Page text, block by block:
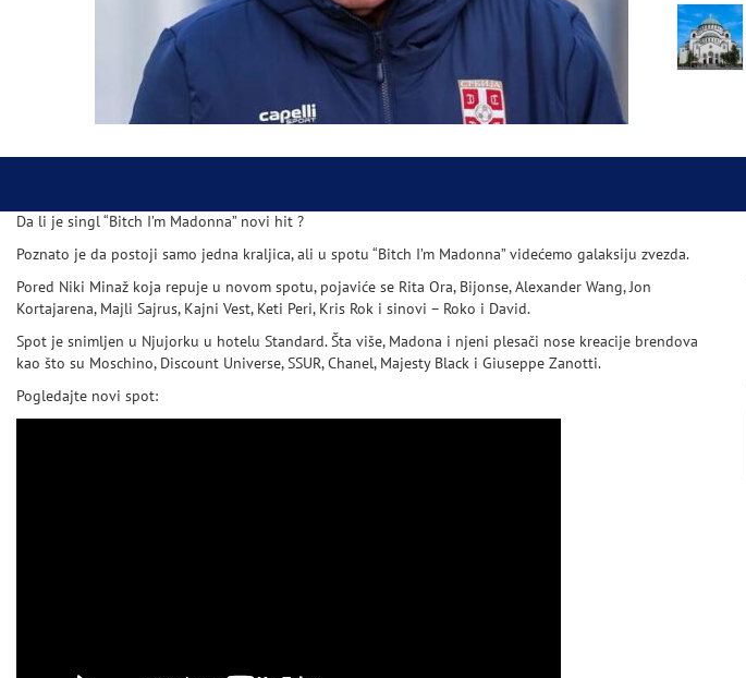
Da li je singl “Bitch I’m Madonna” novi hit ?
Poznato je da postoji samo jedna kraljica, ali u spotu “Bitch I’m Madonna” videćemo galaksiju zvezda.
Pored Niki Minaž koja repuje u novom spotu, pojaviće se Rita Ora, Bijonse, Alexander Wang, Jon
Kortajarena, Majli Sajrus, Kajni Vest, Keti Peri, Kris Rok i sinovi – Roko i David.
Spot je snimljen u Njujorku u hotelu Standard. Šta više, Madona i njeni plesači nose kreacije brendova
kao što su Moschino, Discount Universe, SSUR, Chanel, Majesty Black i Giuseppe Zanotti.
Pogledajte novi spot: